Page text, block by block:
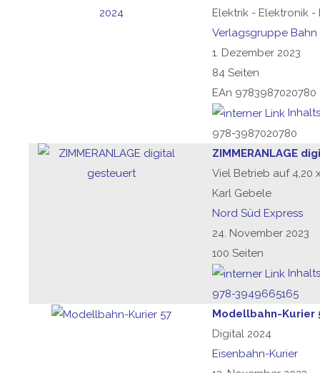
Elektrik - Elektronik
Verlagsgruppe Bahn
1. Dezember 2023
84 Seiten
EAn 9783987020780
978-3987020780
ZIMMERANLAGE
Viel Betrieb auf 4,20
Karl Gebele
Nord Süd Express
24. November 2023
100 Seiten
978-3949665165
Modellbahn-Kurier
Digital 2024
Eisenbahn-Kurier